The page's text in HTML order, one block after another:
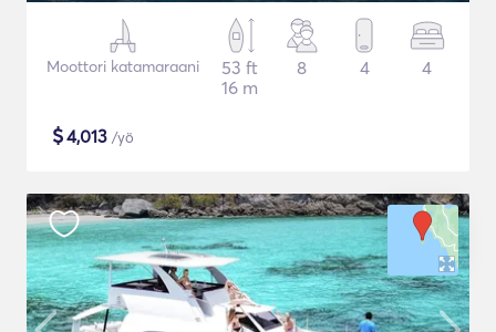
Moottori katamaraani
53 ft
16 m
8 4 4
$4,013 /yö